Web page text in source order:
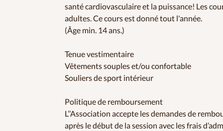
santé cardiovasculaire et la puissance! Les
adultes. Ce cours est donné tout l'année.
(Âge min. 14 ans.)
Tenue vestimentaire
Vêtements souples et/ou confortable
Souliers de sport intérieur
Politique de remboursement
L’’Association accepte les demandes de
après le début de la session avec les frais